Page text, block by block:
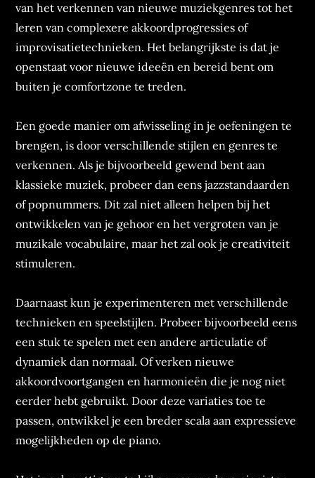
van het verkennen van nieuwe muziekgenres tot het
leren van complexere akkoordprogressies of
improvisatietechnieken. Het belangrijkste is dat je
openstaat voor nieuwe ideeën en bereid bent om
buiten je comfortzone te treden.
Een goede manier om afwisseling in je oefeningen te
brengen, is door verschillende stijlen en genres te
verkennen. Als je bijvoorbeeld gewend bent aan
klassieke muziek, probeer dan eens jazzstandaarden
of popnummers. Dit zal niet alleen helpen bij het
ontwikkelen van je gehoor en het vergroten van je
muzikale vocabulaire, maar het zal ook je creativiteit
stimuleren.
Daarnaast kun je experimenteren met verschillende
technieken en speelstijlen. Probeer bijvoorbeeld eens
een stuk te spelen met een andere articulatie of
dynamiek dan normaal. Of verken nieuwe
akkoordvoortgangen en harmonieën die je nog niet
eerder hebt gebruikt. Door deze variaties toe te
passen, ontwikkel je een breder scala aan expressieve
mogelijkheden op de piano.